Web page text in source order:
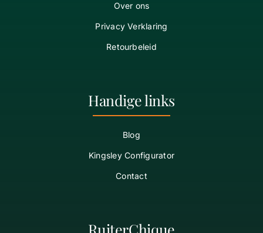
Over ons
Privacy Verklaring
Retourbeleid
Handige links
Blog
Kingsley Configurator
Contact